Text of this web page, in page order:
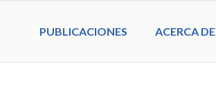
PUBLICACIONES ACERCA DE